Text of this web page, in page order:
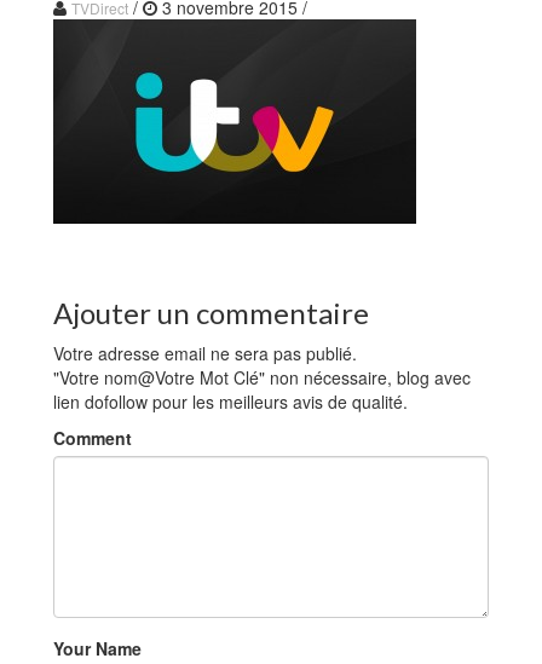
TVDirect / 3 novembre 2015 /
Ajouter un commentaire
Votre adresse email ne sera pas publié.
"Votre nom@Votre Mot Clé" non nécessaire, blog avec
lien dofollow pour les meilleurs avis de qualité.
Comment
Your Name